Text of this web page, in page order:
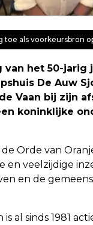
toe als voorkeursbron
van het 50-jarig
De Auw
Vaan bij zijn
koninklijke
Orde van
en veelzijdige
en de
al sinds 1981